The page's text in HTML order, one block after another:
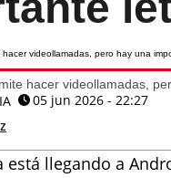
hacer videollamadas,
05 jun 2026 - 22:27
está llegando a